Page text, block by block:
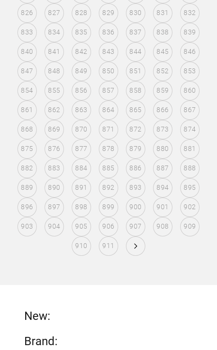
826 827 828 829 830 831 832
833 834 835 836 837 838 839
840 841 842 843 844 845 846
847 848 849 850 851 852 853
854 855 856 857 858 859 860
861 862 863 864 865 866 867
868 869 870 871 872 873 874
875 876 877 878 879 880 881
882 883 884 885 886 887 888
889 890 891 892 893 894 895
896 897 898 899 900 901 902
903 904 905 906 907 908 909
910 911
New:
Brand: